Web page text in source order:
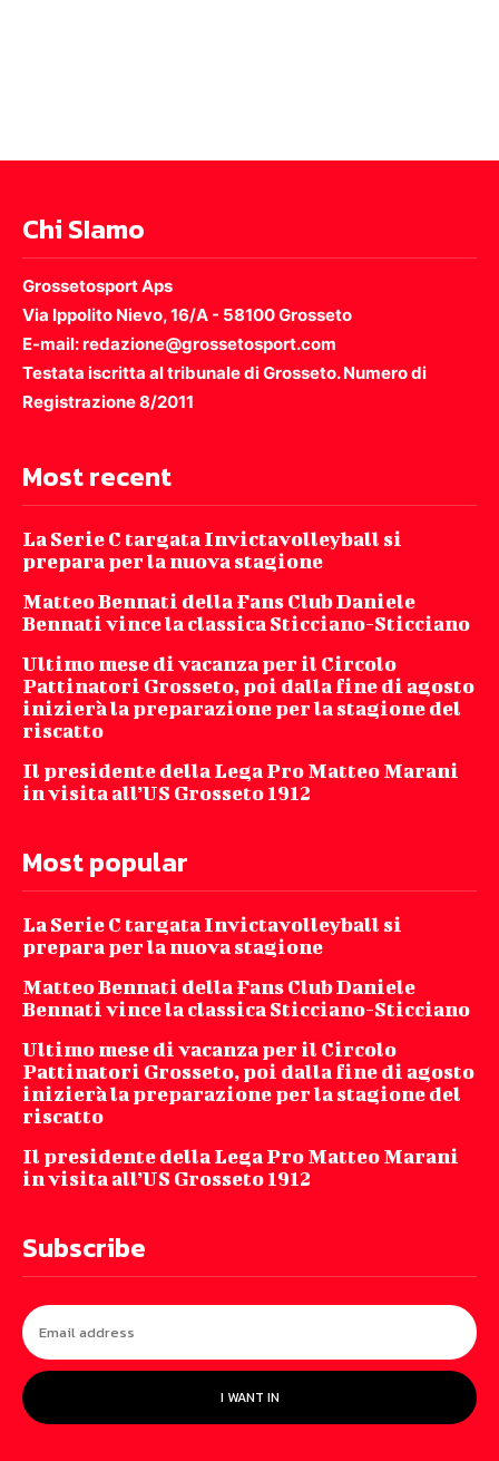
Chi SIamo
Grossetosport Aps
Via Ippolito Nievo, 16/A - 58100 Grosseto
E-mail: redazione@grossetosport.com
Testata iscritta al tribunale di Grosseto. Numero di
Registrazione 8/2011
Most recent
La Serie C targata Invictavolleyball si
prepara per la nuova stagione
Matteo Bennati della Fans Club Daniele
Bennati vince la classica Sticciano-Sticciano
Ultimo mese di vacanza per il Circolo
Pattinatori Grosseto, poi dalla fine di agosto
inizierà la preparazione per la stagione del
riscatto
Il presidente della Lega Pro Matteo Marani
in visita all’US Grosseto 1912
Most popular
La Serie C targata Invictavolleyball si
prepara per la nuova stagione
Matteo Bennati della Fans Club Daniele
Bennati vince la classica Sticciano-Sticciano
Ultimo mese di vacanza per il Circolo
Pattinatori Grosseto, poi dalla fine di agosto
inizierà la preparazione per la stagione del
riscatto
Il presidente della Lega Pro Matteo Marani
in visita all’US Grosseto 1912
Subscribe
I WANT IN